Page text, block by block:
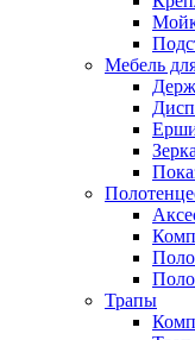
Мебель
Трапы